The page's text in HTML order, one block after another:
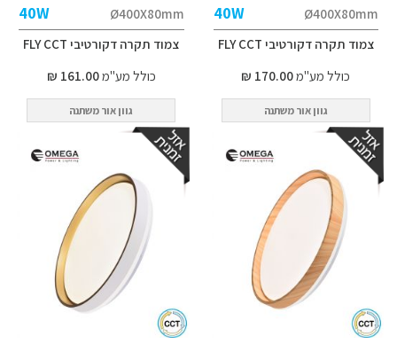
Ø400X80mm
40W
צמוד תקרה דקורטיבי FLY CCT
כולל מע"מ170.00 ₪
גוון אור משתנה
Ø400X80mm
40W
צמוד תקרה דקורטיבי FLY CCT
כולל מע"מ161.00 ₪
גוון אור משתנה